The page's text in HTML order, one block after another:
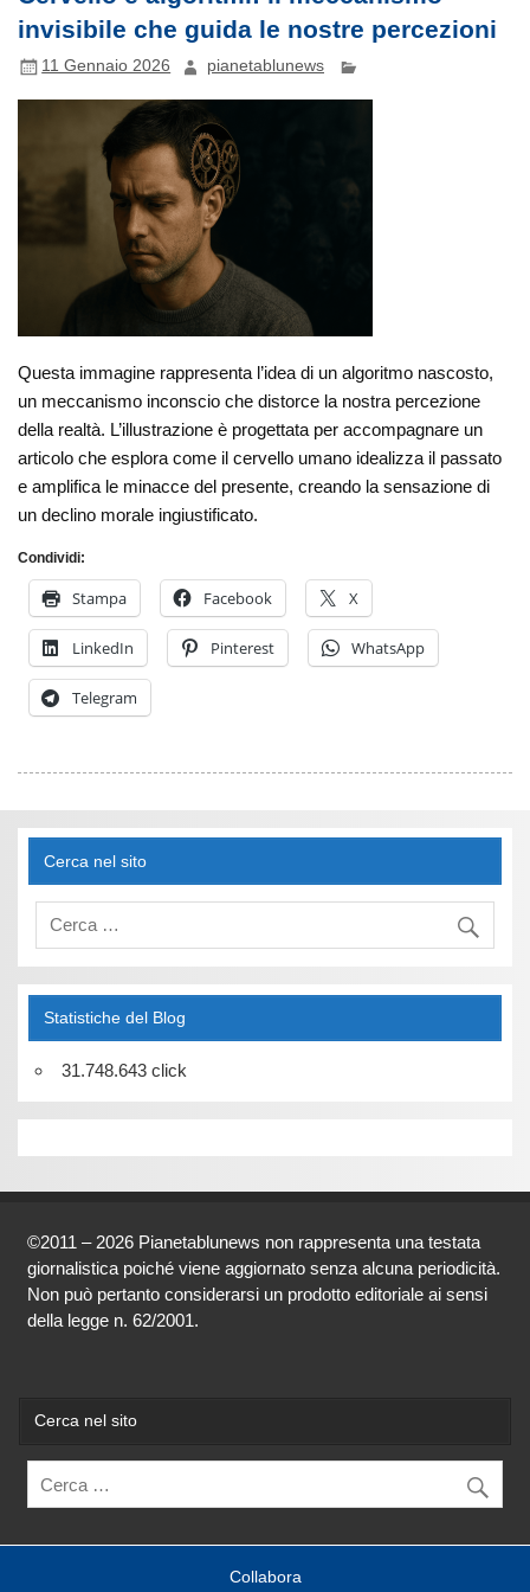
invisibile che guida le nostre percezioni
11 Gennaio 2026 pianetablunews
Questa immagine rappresenta l’idea di un algoritmo nascosto,
un meccanismo inconscio che distorce la nostra percezione
della realtà. L’illustrazione è progettata per accompagnare un
articolo che esplora come il cervello umano idealizza il passato
e amplifica le minacce del presente, creando la sensazione di
un declino morale ingiustificato.
Condividi:
Stampa Facebook X
LinkedIn Pinterest WhatsApp
Telegram
Cerca nel sito
Statistiche del Blog
31.748.643 click
©2011 – 2026 Pianetablunews non rappresenta una testata
giornalistica poiché viene aggiornato senza alcuna periodicità.
Non può pertanto considerarsi un prodotto editoriale ai sensi
della legge n. 62/2001.
Cerca nel sito
Collabora